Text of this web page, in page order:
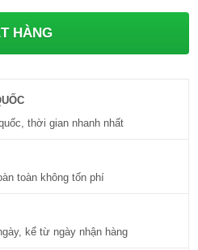
thời gian nhanh nhất
toàn không tốn phí
kể từ ngày nhận hàng